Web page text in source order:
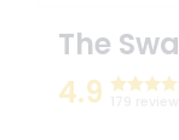
The
4.9